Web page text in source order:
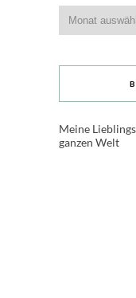
Meine
ganzen Welt